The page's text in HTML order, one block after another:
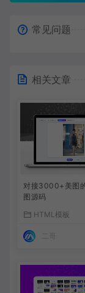
常见问题
相关文章
对接3000+美图
图源码
HTML模板